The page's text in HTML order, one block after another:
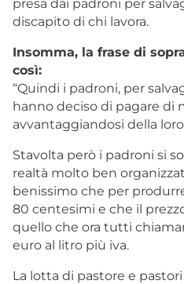
presa dai padroni per
discapito di chi lavora.
Insomma, la frase di
così:
“Quindi i padroni, per
hanno deciso di pagare di
avvantaggiandosi della
Stavolta però i padroni si
realtà molto ben
benissimo che per
80 centesimi e che il
quello che ora tutti
euro al litro più iva.
La lotta di pastore e